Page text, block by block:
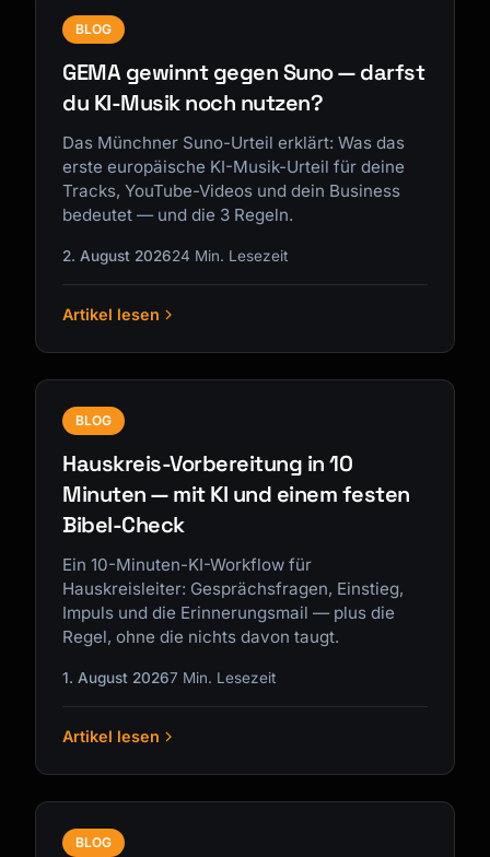
BLOG
GEMA gewinnt gegen Suno — darfst
du KI-Musik noch nutzen?
Das Münchner Suno-Urteil erklärt: Was das
erste europäische KI-Musik-Urteil für deine
Tracks, YouTube-Videos und dein Business
bedeutet — und die 3 Regeln.
2. August 202624 Min. Lesezeit
Artikel lesen
BLOG
Hauskreis-Vorbereitung in 10
Minuten — mit KI und einem festen
Bibel-Check
Ein 10-Minuten-KI-Workflow für
Hauskreisleiter: Gesprächsfragen, Einstieg,
Impuls und die Erinnerungsmail — plus die
Regel, ohne die nichts davon taugt.
1. August 20267 Min. Lesezeit
Artikel lesen
BLOG